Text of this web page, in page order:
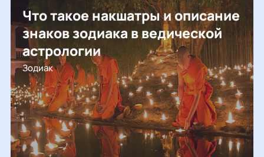
Что такое накшатры и описание
знаков зодиака в ведической
астрологии
Зодиак